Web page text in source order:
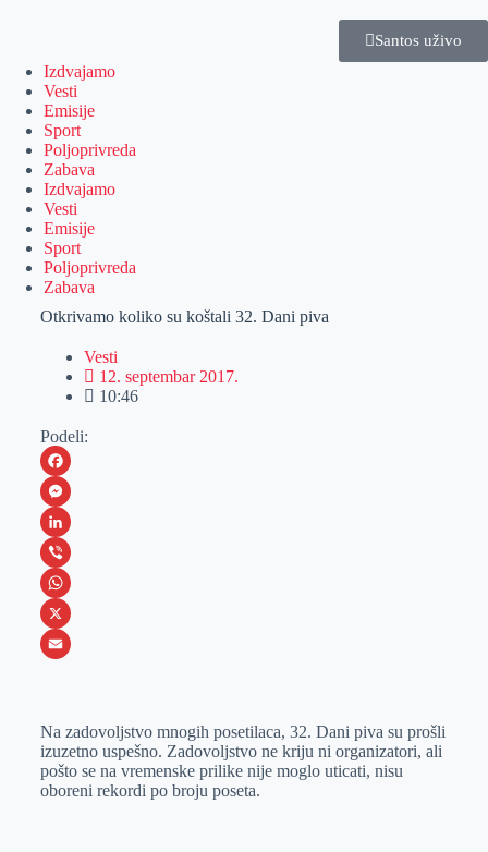
Santos uživo
Izdvajamo
Vesti
Emisije
Sport
Poljoprivreda
Zabava
Izdvajamo
Vesti
Emisije
Sport
Poljoprivreda
Zabava
Otkrivamo koliko su koštali 32. Dani piva
Vesti
12. septembar 2017.
10:46
Podeli:
F
a
c
e
b
o
M
e
s
s
e
e
r
L
i
n
k
I
n
V
i
b
W
h
s
A
p
X
a
i
l
Na zadovoljstvo mnogih posetilaca, 32. Dani piva su prošli
izuzetno uspešno. Zadovoljstvo ne kriju ni organizatori, ali
pošto se na vremenske prilike nije moglo uticati, nisu
oboreni rekordi po broju poseta.